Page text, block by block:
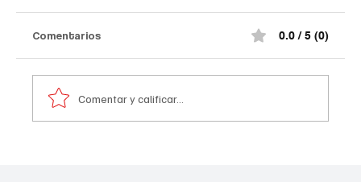
El congresista regresó al inmueble y evidenció
información conocida, dos artefactos habrían
sido lanzados cont
Comentarios 0.0 / 5 (0)
Comentar y calificar...